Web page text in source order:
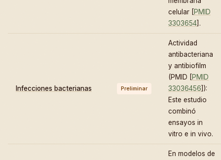
celular [PMID
3303654].
Infecciones bacterianas Preliminar
Actividad
antibacteriana
y antibiofilm
(PMID [PMID
33036456]):
Este estudio
combinó
ensayos in
vitro e in vivo.
En modelos de